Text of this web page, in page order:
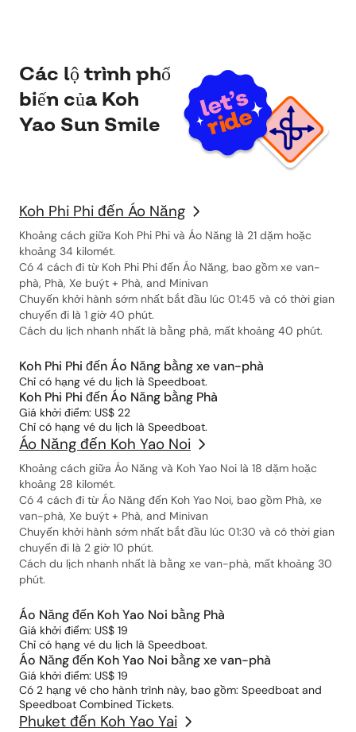
Các lộ trình phổ
biến của Koh
Yao Sun Smile
Koh Phi Phi đến Áo Năng
Khoảng cách giữa Koh Phi Phi và Áo Năng là 21 dặm hoặc
khoảng 34 kilomét.
Có 4 cách đi từ Koh Phi Phi đến Áo Năng, bao gồm xe van-
phà, Phà, Xe buýt + Phà, and Minivan
Chuyến khởi hành sớm nhất bắt đầu lúc 01:45 và có thời gian
chuyến đi là 1 giờ 40 phút.
Cách du lịch nhanh nhất là bằng phà, mất khoảng 40 phút.
Koh Phi Phi đến Áo Năng bằng xe van-phà
Chỉ có hạng vé du lịch là Speedboat.
Koh Phi Phi đến Áo Năng bằng Phà
Giá khởi điểm: US$ 22
Chỉ có hạng vé du lịch là Speedboat.
Áo Năng đến Koh Yao Noi
Khoảng cách giữa Áo Năng và Koh Yao Noi là 18 dặm hoặc
khoảng 28 kilomét.
Có 4 cách đi từ Áo Năng đến Koh Yao Noi, bao gồm Phà, xe
van-phà, Xe buýt + Phà, and Minivan
Chuyến khởi hành sớm nhất bắt đầu lúc 01:30 và có thời gian
chuyến đi là 2 giờ 10 phút.
Cách du lịch nhanh nhất là bằng xe van-phà, mất khoảng 30
phút.
Áo Năng đến Koh Yao Noi bằng Phà
Giá khởi điểm: US$ 19
Chỉ có hạng vé du lịch là Speedboat.
Áo Năng đến Koh Yao Noi bằng xe van-phà
Giá khởi điểm: US$ 19
Có 2 hạng vé cho hành trình này, bao gồm: Speedboat and
Speedboat Combined Tickets.
Phuket đến Koh Yao Yai